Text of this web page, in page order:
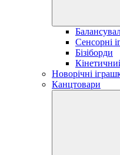
Сенсорні
Бізіборди
Новорічні
Канцтовари